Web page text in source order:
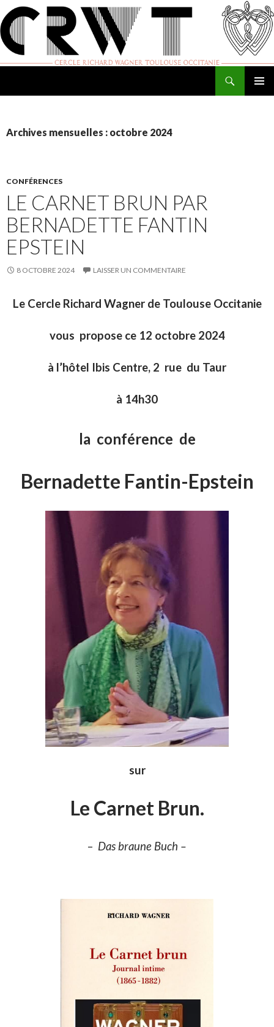
Archives mensuelles : octobre 2024
CONFÉRENCES
LE CARNET BRUN PAR
BERNADETTE FANTIN
EPSTEIN
8 OCTOBRE 2024 LAISSER UN COMMENTAIRE
Le Cercle Richard Wagner de Toulouse Occitanie
vous propose ce 12 octobre 2024
à l’hôtel Ibis Centre, 2 rue du Taur
à 14h30
la conférence de
Bernadette Fantin-Epstein
sur
Le Carnet Brun.
– Das braune Buch –